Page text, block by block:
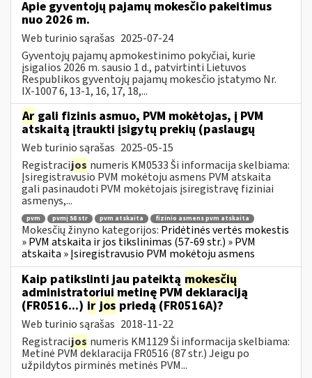
Apie gyventojų pajamų mokesčio pakeitimus
nuo 2026 m.
Web turinio sąrašas 2025-07-24
Gyventojų pajamų apmokestinimo pokyčiai, kurie
įsigalios 2026 m. sausio 1 d., patvirtinti Lietuvos
Respublikos gyventojų pajamų mokesčio įstatymo Nr.
IX-1007 6, 13-1, 16, 17, 18,...
Ar gali fizinis asmuo, PVM mokėtojas, į PVM
atskaitą įtraukti įsigytų prekių (paslaugų
Web turinio sąrašas 2025-05-15
Registracijos numeris KM0533 Ši informacija skelbiama:
Įsiregistravusio PVM mokėtoju asmens PVM atskaita
gali pasinaudoti PVM mokėtojais įsiregistravę fiziniai
asmenys,...
pvm pvmį 58 str pvm atskaita fizinio asmens pvm atskaita
Mokesčių žinyno kategorijos: Pridėtinės vertės mokestis
» PVM atskaita ir jos tikslinimas (57-69 str.) » PVM
atskaita » Įsiregistravusio PVM mokėtoju asmens
Kaip patikslinti jau pateiktą mokesčių
administratoriui metinę PVM deklaraciją
(FR0516...) ir jos priedą (FR0516A)?
Web turinio sąrašas 2018-11-22
Registracijos numeris KM1129 Ši informacija skelbiama:
Metinė PVM deklaracija FR0516 (87 str.) Jeigu po
užpildytos pirminės metinės PVM...